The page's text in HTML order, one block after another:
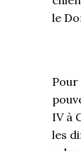
le
IV à
les